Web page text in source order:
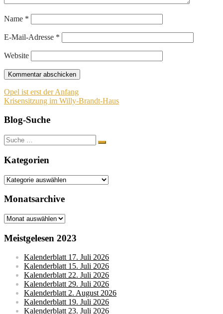
Name *
E-Mail-Adresse *
Website
Beitragsnavigation
Opel ist erst der Anfang
Krisensitzung im Willy-Brandt-Haus
Blog-Suche
Suche
nach:
Kategorien
Kategorien
Monatsarchive
Monatsarchive
Meistgelesen 2023
Kalenderblatt 17. Juli 2026
Kalenderblatt 15. Juli 2026
Kalenderblatt 22. Juli 2026
Kalenderblatt 29. Juli 2026
Kalenderblatt 2. August 2026
Kalenderblatt 19. Juli 2026
Kalenderblatt 23. Juli 2026